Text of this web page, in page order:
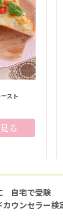
スト
自宅で受験
カウンセラー検